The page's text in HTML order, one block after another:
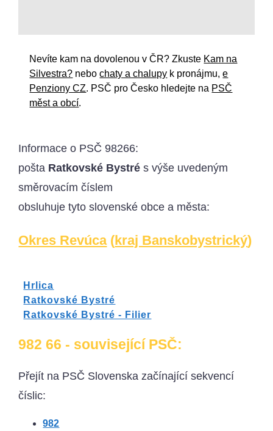
Nevíte kam na dovolenou v ČR? Zkuste Kam na
Silvestra? nebochaty a chalupy k pronájmu,e
Penziony CZ. PSČ pro Česko hledejte na PSČ
měst a obcí.
Informace o PSČ 98266:
pošta Ratkovské Bystré s výše uvedeným
směrovacím číslem
obsluhuje tyto slovenské obce a města:
Okres Revúca(kraj Banskobystrický)
Hrlica
Ratkovské Bystré
Ratkovské Bystré - Filier
982 66 - související PSČ:
Přejít na PSČ Slovenska začínající sekvencí
číslic:
982